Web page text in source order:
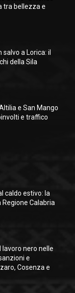
tra bellezza e
a Lorica: il
della Sila
e San Mango
e traffico
caldo estivo: la
Calabria
lavoro nero nelle
e
Cosenza e